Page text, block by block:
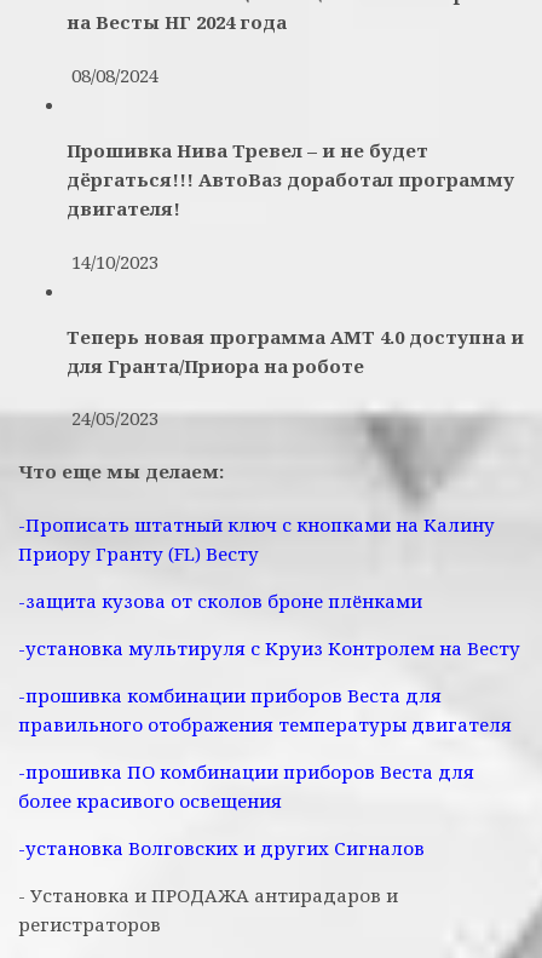
на Весты НГ 2024 года
08/08/2024
Прошивка Нива Тревел – и не будет
дёргаться!!! АвтоВаз доработал программу
двигателя!
14/10/2023
Теперь новая программа АМТ 4.0 доступна и
для Гранта/Приора на роботе
24/05/2023
Что еще мы делаем:
-Прописать штатный ключ с кнопками на Калину
Приору Гранту (FL) Весту
-защита кузова от сколов броне плёнками
-установка мультируля с Круиз Контролем на Весту
-прошивка комбинации приборов Веста для
правильного отображения температуры двигателя
-прошивка ПО комбинации приборов Веста для
более красивого освещения
-установка Волговских и других Сигналов
- Установка и ПРОДАЖА антирадаров и
регистраторов